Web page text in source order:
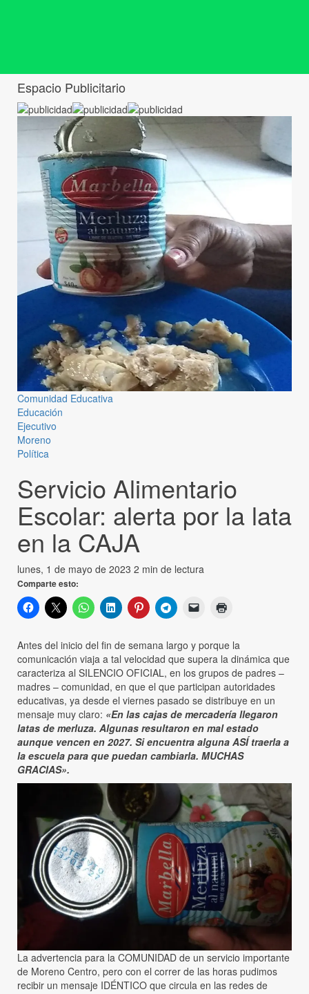
Espacio Publicitario
Comunidad Educativa
Educación
Ejecutivo
Moreno
Política
Servicio Alimentario
Escolar: alerta por la lata
en la CAJA
lunes, 1 de mayo de 2023 2 min de lectura
Comparte esto:
Antes del inicio del fin de semana largo y porque la
comunicación viaja a tal velocidad que supera la dinámica que
caracteriza al SILENCIO OFICIAL, en los grupos de padres –
madres – comunidad, en que el que participan autoridades
educativas, ya desde el viernes pasado se distribuye en un
mensaje muy claro: «En las cajas de mercadería llegaron
latas de merluza. Algunas resultaron en mal estado
aunque vencen en 2027. Si encuentra alguna ASÍ traerla a
la escuela para que puedan cambiarla. MUCHAS
GRACIAS».
La advertencia para la COMUNIDAD de un servicio importante
de Moreno Centro, pero con el correr de las horas pudimos
recibir un mensaje IDÉNTICO que circula en las redes de